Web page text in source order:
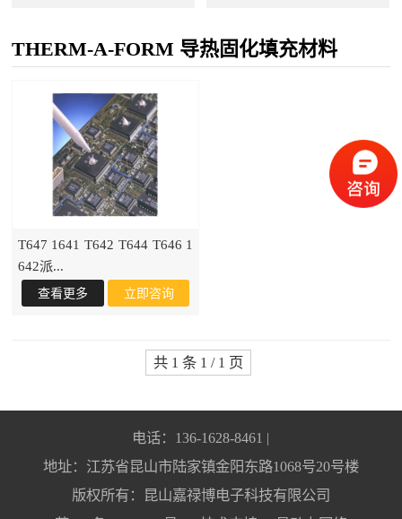
THERM-A-FORM 导热固化填充材料
T647 1641 T642 T644 T646 1
642派...
共 1 条 1 / 1 页
电话：136-1628-8461 |
地址：江苏省昆山市陆家镇金阳东路1068号20号楼
版权所有：昆山嘉禄博电子科技有限公司